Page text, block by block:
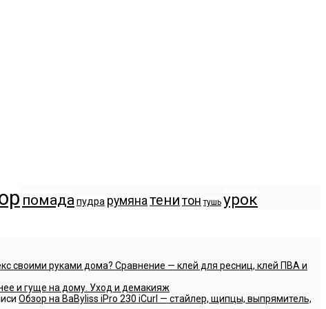
помада пудра румяна тени тон тушь урок
своими руками дома? Сравнение — клей для ресниц, клей ПВА и
и гуще на дому. Уход и демакияж
Обзор на BaByliss iPro 230 iCurl — стайлер, щипцы, выпрямитель,